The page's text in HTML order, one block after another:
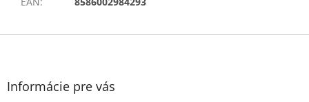
Z
Informácie pre vás